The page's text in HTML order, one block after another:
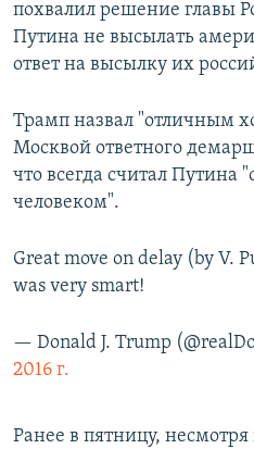
похвалил решение главы
Путина не высылать
ответ на высылку их
Трамп назвал "отличным
Москвой ответного
что всегда считал Путина
человеком".
Great move on delay (by V.
was very smart!
— Donald J. Trump
2016 г.
Ранее в пятницу,